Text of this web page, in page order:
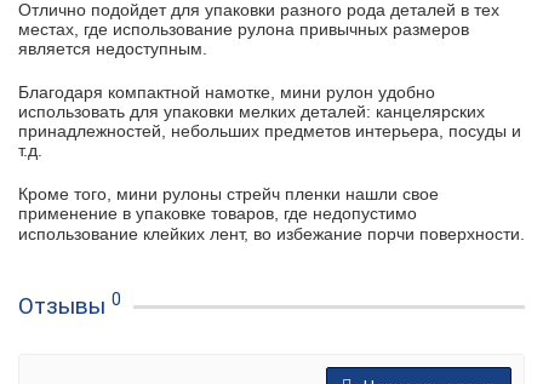
Отлично подойдет для упаковки разного рода деталей в тех
местах, где использование рулона привычных размеров
является недоступным.
Благодаря компактной намотке, мини рулон удобно
использовать для упаковки мелких деталей: канцелярских
принадлежностей, небольших предметов интерьера, посуды и
т.д.
Кроме того, мини рулоны стрейч пленки нашли свое
применение в упаковке товаров, где недопустимо
использование клейких лент, во избежание порчи поверхности.
Отзывы 0